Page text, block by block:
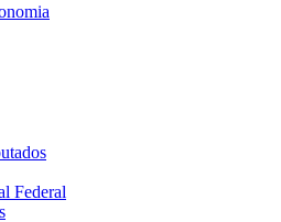
Federal